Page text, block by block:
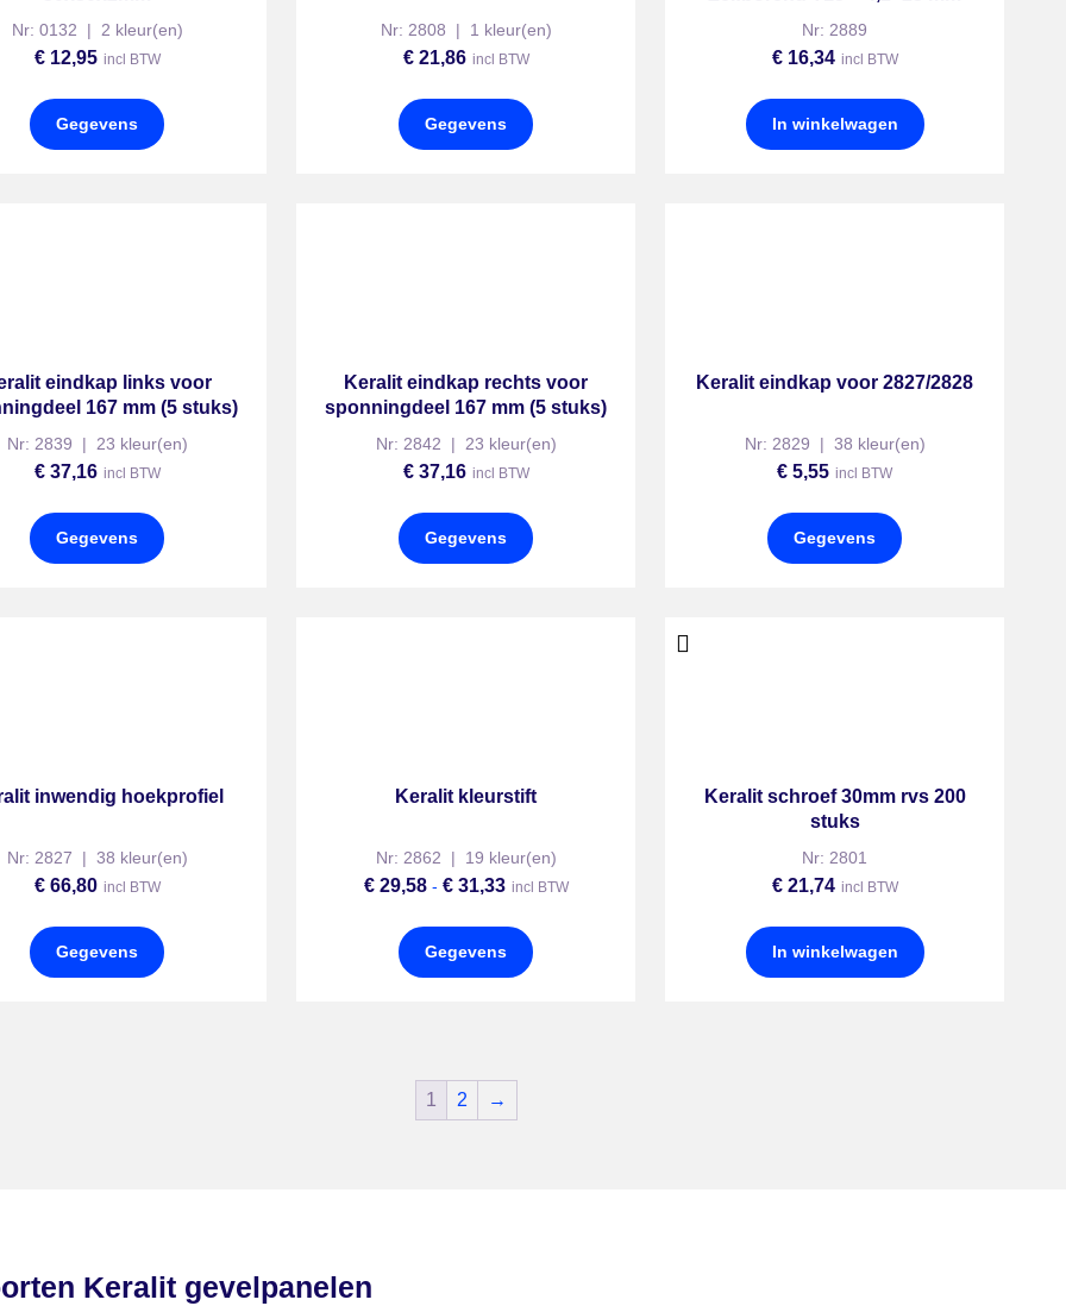
Nr: 0132 | 2 kleur(en)
€12,95 incl BTW
Gegevens
Nr: 2808 | 1 kleur(en)
€21,86 incl BTW
Gegevens
Nr: 2889
€16,34 incl BTW
In winkelwagen
eindkap links voor
167 mm (5 stuks)
Nr: 2839 | 23 kleur(en)
€37,16 incl BTW
Gegevens
Keralit eindkap rechts voor
sponningdeel 167 mm (5 stuks)
Nr: 2842 | 23 kleur(en)
€37,16 incl BTW
Gegevens
Keralit eindkap voor 2827/2828
Nr: 2829 | 38 kleur(en)
€ 5,55 incl BTW
Gegevens
inwendig hoekprofiel
Nr: 2827 | 38 kleur(en)
€66,80 incl BTW
Gegevens
Keralit kleurstift
Nr: 2862 | 19 kleur(en)
€29,58 - €31,33 incl BTW
Gegevens
Keralit schroef 30mm rvs 200
stuks
Nr: 2801
€21,74 incl BTW
In winkelwagen
1 2 →
Keralit gevelpanelen